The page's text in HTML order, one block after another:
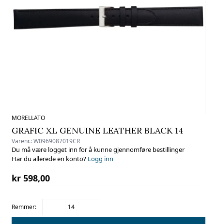
MORELLATO
GRAFIC XL GENUINE LEATHER BLACK 14
Varenr.:W0969087019CR
Du må være logget inn for å kunne gjennomføre bestillinger
Har du allerede en konto? Logg inn
kr 598,00
Remmer: 14